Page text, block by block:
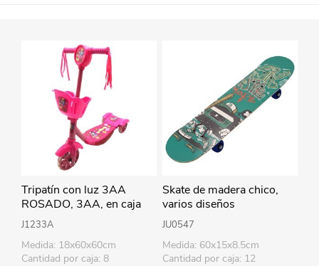
Tripatín con luz 3AA
ROSADO, 3AA, en caja
J1233A
Medida: 18x60x60cm
Cantidad por caja: 8
Skate de madera chico,
varios diseños
JU0547
Medida: 60x15x8.5cm
Cantidad por caja: 12